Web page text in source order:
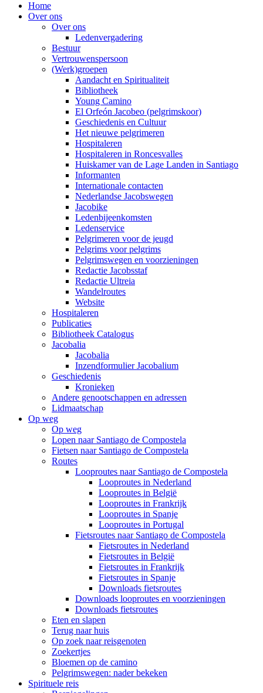
Home
Over ons
Over ons
Ledenvergadering
Bestuur
Vertrouwenspersoon
(Werk)groepen
Aandacht en Spiritualiteit
Bibliotheek
Young Camino
El Orfeón Jacobeo (pelgrimskoor)
Geschiedenis en Cultuur
Het nieuwe pelgrimeren
Hospitaleren
Hospitaleren in Roncesvalles
Huiskamer van de Lage Landen in Santiago
Informanten
Internationale contacten
Nederlandse Jacobswegen
Jacobike
Ledenbijeenkomsten
Ledenservice
Pelgrimeren voor de jeugd
Pelgrims voor pelgrims
Pelgrimswegen en voorzieningen
Redactie Jacobsstaf
Redactie Ultreia
Wandelroutes
Website
Hospitaleren
Publicaties
Bibliotheek Catalogus
Jacobalia
Jacobalia
Inzendformulier Jacobalium
Geschiedenis
Kronieken
Andere genootschappen en adressen
Lidmaatschap
Op weg
Op weg
Lopen naar Santiago de Compostela
Fietsen naar Santiago de Compostela
Routes
Looproutes naar Santiago de Compostela
Looproutes in Nederland
Looproutes in België
Looproutes in Frankrijk
Looproutes in Spanje
Looproutes in Portugal
Fietsroutes naar Santiago de Compostela
Fietsroutes in Nederland
Fietsroutes in België
Fietsroutes in Frankrijk
Fietsroutes in Spanje
Downloads fietsroutes
Downloads looproutes en voorzieningen
Downloads fietsroutes
Eten en slapen
Terug naar huis
Op zoek naar reisgenoten
Zoekertjes
Bloemen op de camino
Pelgrimswegen: nader bekeken
Spirituele reis